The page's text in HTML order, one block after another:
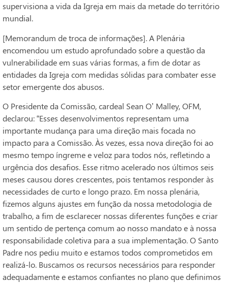
supervisiona a vida da Igreja em mais da metade do território
mundial.
[Memorandum de troca de informações]. A Plenária
encomendou um estudo aprofundado sobre a questão da
vulnerabilidade em suas várias formas, a fim de dotar as
entidades da Igreja com medidas sólidas para combater esse
setor emergente dos abusos.
O Presidente da Comissão, cardeal Sean O’ Malley, OFM,
declarou: “Esses desenvolvimentos representam uma
importante mudança para uma direção mais focada no
impacto para a Comissão. Às vezes, essa nova direção foi ao
mesmo tempo íngreme e veloz para todos nós, refletindo a
urgência dos desafios. Esse ritmo acelerado nos últimos seis
meses causou dores crescentes, pois tentamos responder às
necessidades de curto e longo prazo. Em nossa plenária,
fizemos alguns ajustes em função da nossa metodologia de
trabalho, a fim de esclarecer nossas diferentes funções e criar
um sentido de pertença comum ao nosso mandato e à nossa
responsabilidade coletiva para a sua implementação. O Santo
Padre nos pediu muito e estamos todos comprometidos em
realizá-lo. Buscamos os recursos necessários para responder
adequadamente e estamos confiantes no plano que definimos